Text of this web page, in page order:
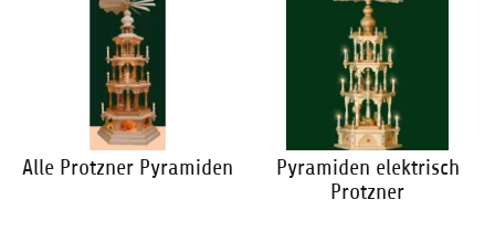
Alle Protzner Pyramiden
Pyramiden elektrisch
Protzner